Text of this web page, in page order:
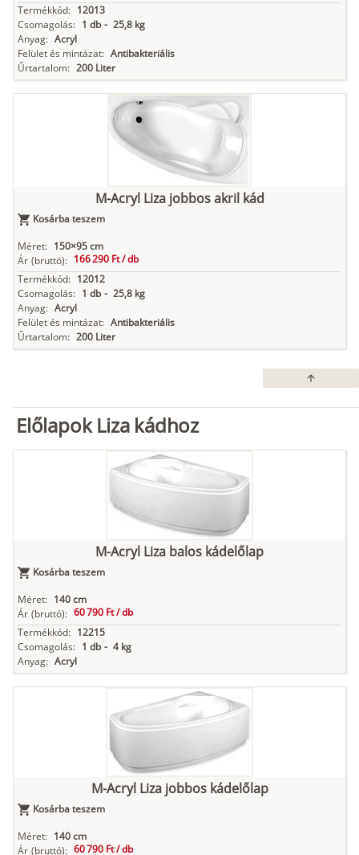
Termékkód: 12013
Csomagolás: 1 db - 25,8 kg
Anyag: Acryl
Felület és mintázat: Antibakteriális
Űrtartalom: 200 Liter
M-Acryl Liza jobbos akril kád
Kosárba teszem
Méret: 150×95 cm
Ár (bruttó): 166 290 Ft /db
Termékkód: 12012
Csomagolás: 1 db - 25,8 kg
Anyag: Acryl
Felület és mintázat: Antibakteriális
Űrtartalom: 200 Liter
arrow_upward
Előlapok Liza kádhoz
M-Acryl Liza balos kádelőlap
Kosárba teszem
Méret: 140 cm
Ár (bruttó): 60 790 Ft /db
Termékkód: 12215
Csomagolás: 1 db - 4 kg
Anyag: Acryl
M-Acryl Liza jobbos kádelőlap
Kosárba teszem
Méret: 140 cm
Ár (bruttó): 60 790 Ft /db